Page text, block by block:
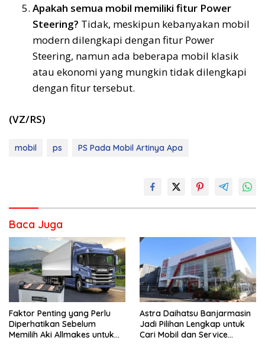
Apakah semua mobil memiliki fitur Power
Steering? Tidak, meskipun kebanyakan mobil
modern dilengkapi dengan fitur Power
Steering, namun ada beberapa mobil klasik
atau ekonomi yang mungkin tidak dilengkapi
dengan fitur tersebut.
(VZ/RS)
mobil ps PS Pada Mobil Artinya Apa
Baca Juga
Faktor Penting yang Perlu
Diperhatikan Sebelum
Memilih Aki Allmakes untuk
Astra Daihatsu Banjarmasin
Jadi Pilihan Lengkap untuk
Cari Mobil dan Service